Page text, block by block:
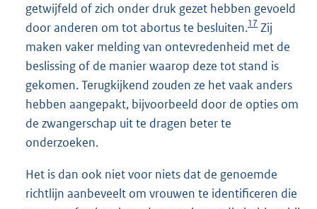
getwijfeld of zich onder druk gezet hebben gevoeld
door anderen om tot abortus te besluiten.17 Zij
maken vaker melding van ontevredenheid met de
beslissing of de manier waarop deze tot stand is
gekomen. Terugkijkend zouden ze het vaak anders
hebben aangepakt, bijvoorbeeld door de opties om
de zwangerschap uit te dragen beter te
onderzoeken.
Het is dan ook niet voor niets dat de genoemde
richtlijn aanbeveelt om vrouwen te identificeren die